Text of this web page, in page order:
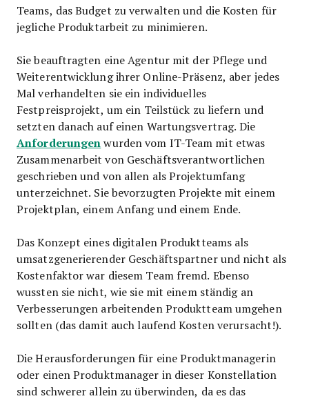
Teams, das Budget zu verwalten und die Kosten für
jegliche Produktarbeit zu minimieren.
Sie beauftragten eine Agentur mit der Pflege und
Weiterentwicklung ihrer Online-Präsenz, aber jedes
Mal verhandelten sie ein individuelles
Festpreisprojekt, um ein Teilstück zu liefern und
setzten danach auf einen Wartungsvertrag. Die
Anforderungenwurden vom IT-Team mit etwas
Zusammenarbeit von Geschäftsverantwortlichen
geschrieben und von allen als Projektumfang
unterzeichnet. Sie bevorzugten Projekte mit einem
Projektplan, einem Anfang und einem Ende.
Das Konzept eines digitalen Produktteams als
umsatzgenerierender Geschäftspartner und nicht als
Kostenfaktor war diesem Team fremd. Ebenso
wussten sie nicht, wie sie mit einem ständig an
Verbesserungen arbeitenden Produktteam umgehen
sollten (das damit auch laufend Kosten verursacht!).
Die Herausforderungen für eine Produktmanagerin
oder einen Produktmanager in dieser Konstellation
sind schwerer allein zu überwinden, da es das